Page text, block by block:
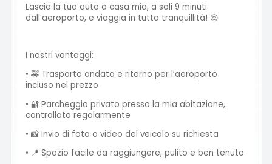
Lascia la tua auto a casa mia, a soli 9 minuti
dall’aeroporto, e viaggia in tutta tranquillità! 😌
I nostri vantaggi:
• 🚕 Trasporto andata e ritorno per l’aeroporto
incluso nel prezzo
• 🔐 Parcheggio privato presso la mia abitazione,
controllato regolarmente
• 📸 Invio di foto o video del veicolo su richiesta
• 📍 Spazio facile da raggiungere, pulito e ben tenuto